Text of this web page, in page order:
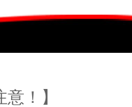
！】